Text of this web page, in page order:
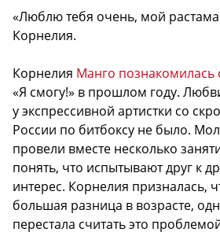
«Люблю тебя очень, мой
Корнелия.
Корнелия Манго познакомилась
«Я смогу!» в прошлом году.
у экспрессивной артистки со
России по битбоксу не было.
провели вместе несколько
понять, что испытывают друг к
интерес. Корнелия призналась,
большая разница в возрасте,
перестала считать это